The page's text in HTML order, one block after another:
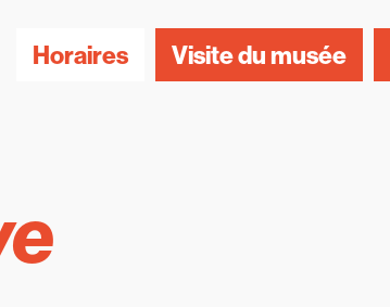
Horaires Visite du musée